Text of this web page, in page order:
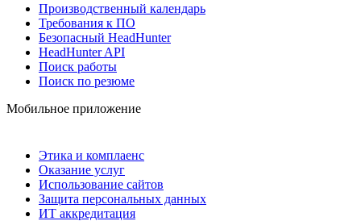
Производственный календарь
Требования к ПО
Безопасный HeadHunter
HeadHunter API
Поиск работы
Поиск по резюме
Мобильное приложение
Этика и комплаенс
Оказание услуг
Использование сайтов
Защита персональных данных
ИТ аккредитация